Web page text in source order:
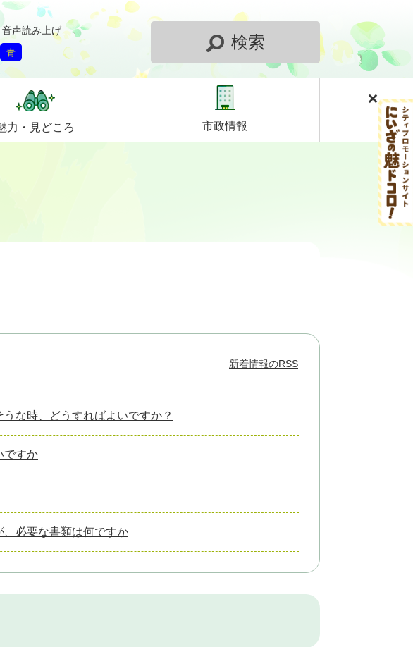
音声読み上げ
青
検索
力・ 見どころ 市政情報
な時、どうすればよいですか？
ですか
必要な書類は何ですか
新着情報のRSS